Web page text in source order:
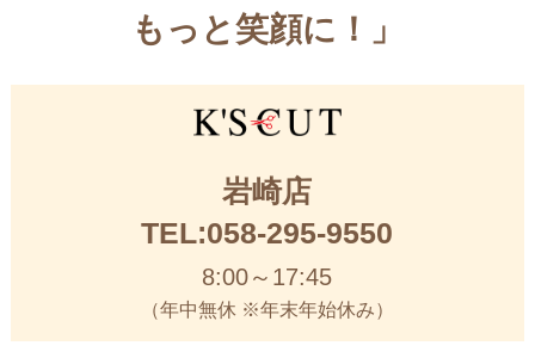
もっと笑顔に！」
岩崎店
TEL:058-295-9550
8:00～17:45
（年中無休 ※年末年始休み）